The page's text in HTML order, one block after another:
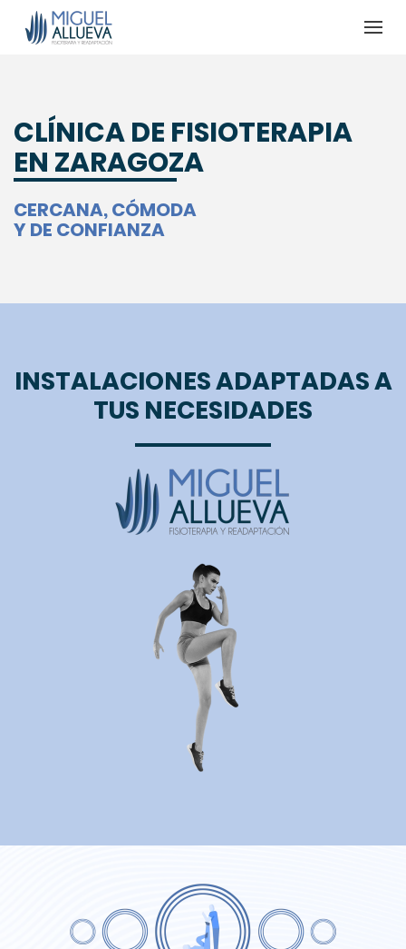
CLÍNICA DE FISIOTERAPIA
EN ZARAGOZA
CERCANA, CÓMODA
Y DE CONFIANZA
INSTALACIONES ADAPTADAS A
TUS NECESIDADES